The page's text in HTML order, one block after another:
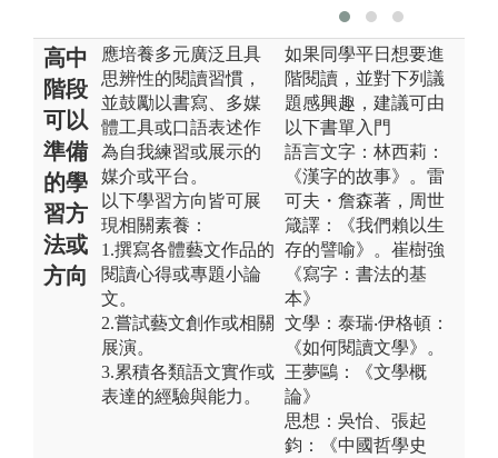
高中
階段
可以
準備
的學
習方
法或
方向
應培養多元廣泛且具
思辨性的閱讀習慣，
並鼓勵以書寫、多媒
體工具或口語表述作
為自我練習或展示的
媒介或平台。
以下學習方向皆可展
現相關素養：
1.撰寫各體藝文作品的
閱讀心得或專題小論
文。
2.嘗試藝文創作或相關
展演。
3.累積各類語文實作或
表達的經驗與能力。
如果同學平日想要進
階閱讀，並對下列議
題感興趣，建議可由
以下書單入門
語言文字：林西莉：
《漢字的故事》。雷
可夫・詹森著，周世
箴譯：《我們賴以生
存的譬喻》。崔樹強
《寫字：書法的基
本》
文學：泰瑞‧伊格頓：
《如何閱讀文學》。
王夢鷗：《文學概
論》
思想：吳怡、張起
鈞：《中國哲學史